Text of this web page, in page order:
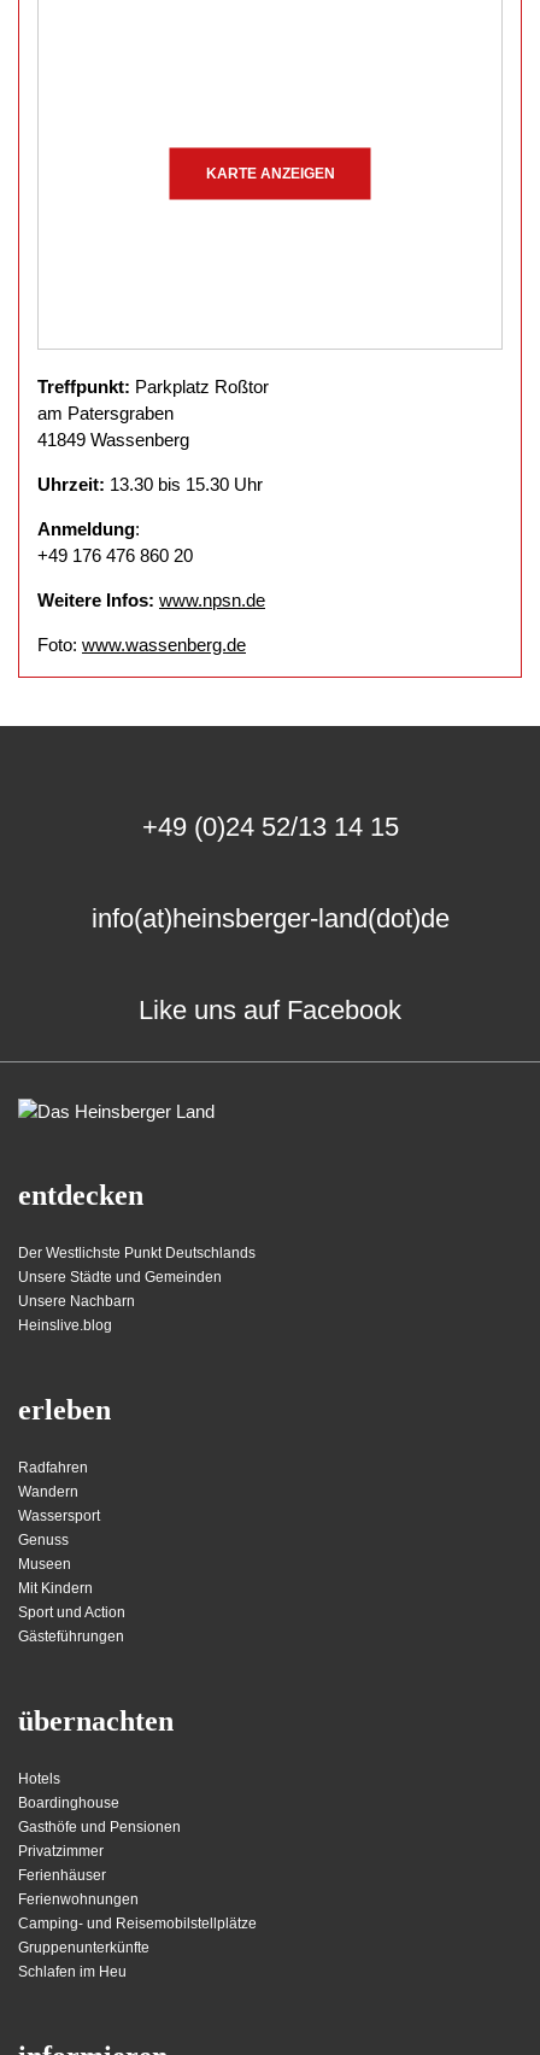
KARTE ANZEIGEN
Treffpunkt: Parkplatz Roßtor
am Patersgraben
41849 Wassenberg
Uhrzeit: 13.30 bis 15.30 Uhr
Anmeldung:
+49 176 476 860 20
Weitere Infos: www.npsn.de
Foto: www.wassenberg.de
+49 (0)24 52/13 14 15
info(at)heinsberger-land(dot)de
Like uns auf Facebook
entdecken
Der Westlichste Punkt Deutschlands
Unsere Städte und Gemeinden
Unsere Nachbarn
Heinslive.blog
erleben
Radfahren
Wandern
Wassersport
Genuss
Museen
Mit Kindern
Sport und Action
Gästeführungen
übernachten
Hotels
Boardinghouse
Gasthöfe und Pensionen
Privatzimmer
Ferienhäuser
Ferienwohnungen
Camping- und Reisemobilstellplätze
Gruppenunterkünfte
Schlafen im Heu